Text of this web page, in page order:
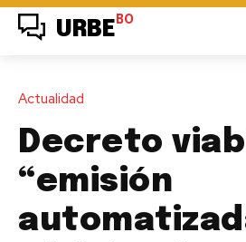
URBE BO
Actualidad
Decreto
“emisión